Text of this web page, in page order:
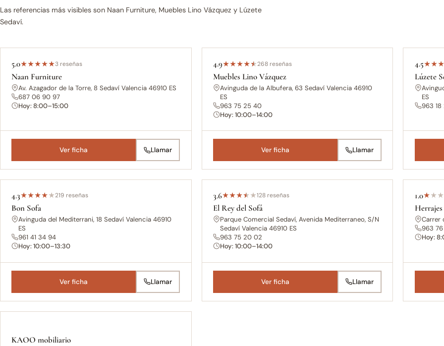
Las referencias más visibles son Naan Furniture, Muebles Lino Vázquez y Lúzete
Sedaví.
5.0★★★★★3 reseñas
Naan Furniture
Av. Azagador de la Torre, 8 Sedaví Valencia 46910 ES
687 06 90 97
Hoy: 8:00–15:00
Ver ficha Llamar
4.9★★★★★268 reseñas
Muebles Lino Vázquez
Avinguda de la Albufera, 63 Sedaví Valencia 46910
ES
963 75 25 40
Hoy: 10:00–14:00
Ver ficha Llamar
4.5★★★
Lúzete
ES
963 18
4.3★★★★★219 reseñas
Bon Sofa
Avinguda del Mediterrani, 18 Sedaví Valencia 46910
ES
961 41 34 94
Hoy: 10:00–13:30
Ver ficha Llamar
3.6★★★★★128 reseñas
El Rey del Sofá
Parque Comercial Sedaví, Avenida Mediterraneo, S/N
Sedaví Valencia 46910 ES
963 75 20 02
Hoy: 10:00–14:00
Ver ficha Llamar
1.0★★★
Carrer
963 76
Hoy:
KAOO mobiliario